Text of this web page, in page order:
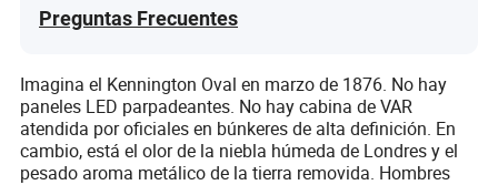
Preguntas Frecuentes
Imagina el Kennington Oval en marzo de 1876. No hay
paneles LED parpadeantes. No hay cabina de VAR
atendida por oficiales en búnkeres de alta definición. En
cambio, está el olor de la niebla húmeda de Londres y el
pesado aroma metálico de la tierra removida. Hombres